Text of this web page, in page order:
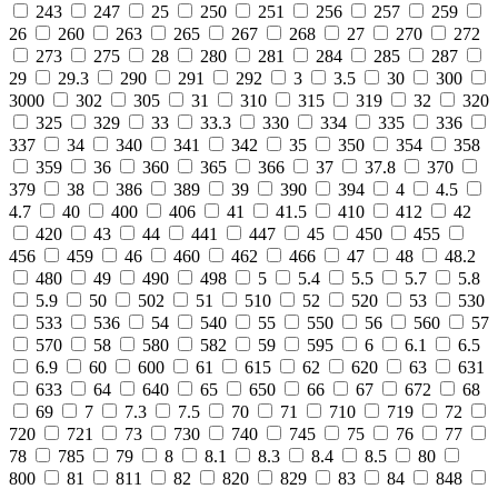
243
247 25 250 251 256 257
259
26
260 263 265 267 268 27 270
272
273
275 28 280 281 284 285
287
29
29.3 290 291 292 3 3.5 30
300
3000
302 305 31 310 315 319 32
320
325
329 33 33.3 330 334 335
336
337
34 340 341 342 35 350 354
358
359
36 360 365 366 37 37.8
370
379
38 386 389 39 390 394 4
4.5
4.7
40 400 406 41 41.5 410 412
42
420
43 44 441 447 45 450
455
456
459 46 460 462 466 47 48
48.2
480
49 490 498 5 5.4 5.5 5.7
5.8
5.9
50 502 51 510 52 520 53
530
533
536 54 540 55 550 56 560
57
570
58 580 582 59 595 6 6.1
6.5
6.9
60 600 61 615 62 620 63
631
633
64 640 65 650 66 67 672
68
69
7 7.3 7.5 70 71 710 719
72
720
721 73 730 740 745 75 76
77
78
785 79 8 8.1 8.3 8.4 8.5
80
800
81 811 82 820 829 83 84
848